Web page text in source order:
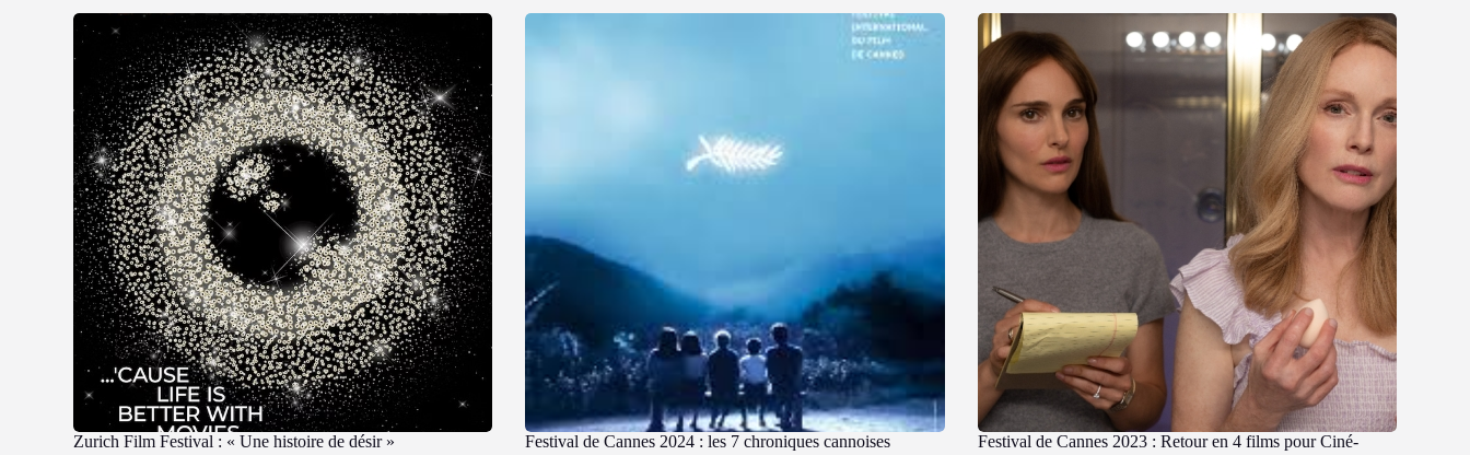
Zurich Film Festival : « Une histoire de désir » Festival de Cannes 2024 : les 7 chroniques cannoises
Festival de Cannes 2023 : Retour en 4 films pour Ciné-